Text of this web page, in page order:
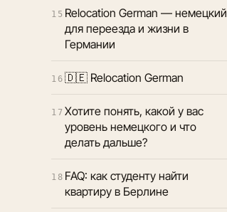
15 Relocation German — немецкий
для переезда и жизни в
Германии
16 🇩🇪 Relocation German
17 Хотите понять, какой у вас
уровень немецкого и что
делать дальше?
18 FAQ: как студенту найти
квартиру в Берлине